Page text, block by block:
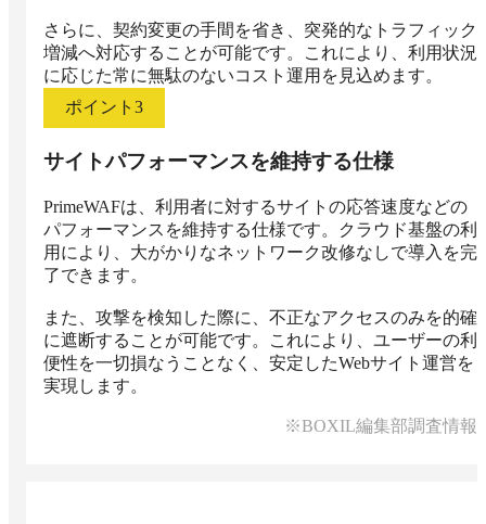
さらに、契約変更の手間を省き、突発的なトラフィック
増減へ対応することが可能です。これにより、利用状況
に応じた常に無駄のないコスト運用を見込めます。
ポイント 3
サイトパフォーマンスを維持する仕様
PrimeWAFは、利用者に対するサイトの応答速度などの
パフォーマンスを維持する仕様です。クラウド基盤の利
用により、大がかりなネットワーク改修なしで導入を完
了できます。
また、攻撃を検知した際に、不正なアクセスのみを的確
に遮断することが可能です。これにより、ユーザーの利
便性を一切損なうことなく、安定したWebサイト運営を
実現します。
※BOXIL編集部調査情報